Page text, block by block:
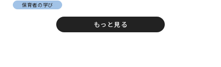
保育者の学び
もっと見る